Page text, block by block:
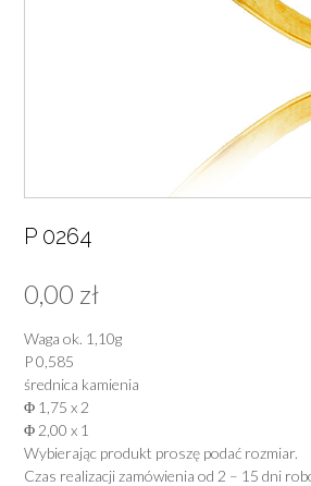
P 0264
0,00 zł
Waga ok. 1,10g
P 0,585
średnica kamienia
Φ 1,75 x 2
Φ 2,00 x 1
Wybierając produkt proszę podać rozmiar.
Czas realizacji zamówienia od 2 – 15 dni